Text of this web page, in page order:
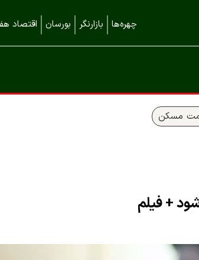
چهره‌ها بازارنگر بورسان اقتصاد
مسکن
+ فیلم